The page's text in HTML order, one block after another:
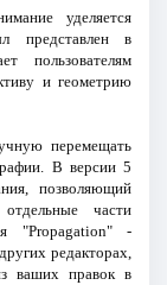
уделяется
представлен в
пользователям
и геометрию
перемещать
В версии 5
позволяющий
части
"Propagation" -
редакторах,
ваших правок в